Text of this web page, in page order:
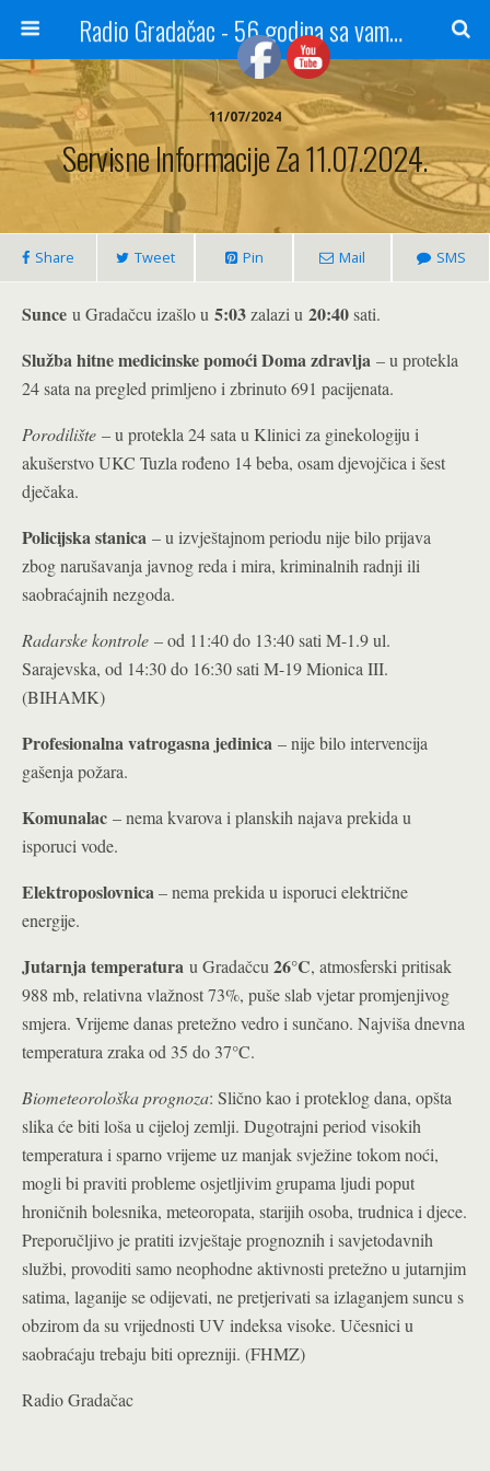
Radio Gradačac - 56 godina sa vama...
11/07/2024
Servisne Informacije Za 11.07.2024.
Share Tweet Pin Mail SMS
Sunce u Gradačcu izašlo u 5:03zalazi u 20:40sati.
Služba hitne medicinske pomoći Doma zdravlja – u protekla
24 sata na pregled primljeno i zbrinuto 691 pacijenata.
Porodilište – u protekla 24 sata u Klinici za ginekologiju i
akušerstvo UKC Tuzla rođeno 14 beba, osam djevojčica i šest
dječaka.
Policijska stanica – u izvještajnom periodu nije bilo prijava
zbog narušavanja javnog reda i mira, kriminalnih radnji ili
saobraćajnih nezgoda.
Radarske kontrole – od 11:40 do 13:40 sati M-1.9 ul.
Sarajevska, od 14:30 do 16:30 sati M-19 Mionica III.
(BIHAMK)
Profesionalna vatrogasna jedinica – nije bilo intervencija
gašenja požara.
Komunalac – nema kvarova i planskih najava prekida u
isporuci vode.
Elektroposlovnica– nema prekida u isporuci električne
energije.
Jutarnja temperatura u Gradačcu 26°C, atmosferski pritisak
988 mb, relativna vlažnost 73%, puše slab vjetar promjenjivog
smjera. Vrijeme danas pretežno vedro i sunčano. Najviša dnevna
temperatura zraka od 35 do 37°C.
Biometeorološka prognoza: Slično kao i proteklog dana, opšta
slika će biti loša u cijeloj zemlji. Dugotrajni period visokih
temperatura i sparno vrijeme uz manjak svježine tokom noći,
mogli bi praviti probleme osjetljivim grupama ljudi poput
hroničnih bolesnika, meteoropata, starijih osoba, trudnica i djece.
Preporučljivo je pratiti izvještaje prognoznih i savjetodavnih
službi, provoditi samo neophodne aktivnosti pretežno u jutarnjim
satima, laganije se odijevati, ne pretjerivati sa izlaganjem suncu s
obzirom da su vrijednosti UV indeksa visoke. Učesnici u
saobraćaju trebaju biti oprezniji. (FHMZ)
Radio Gradačac